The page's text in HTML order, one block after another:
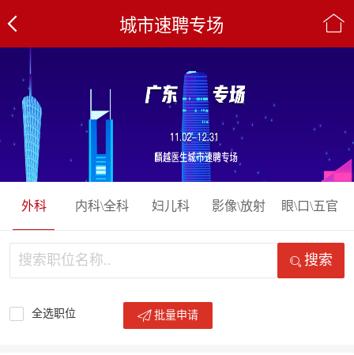
城市速聘专场
外科 内科\全科 妇儿科 影像\放射 眼\口\五官
搜索
全选职位 批量申请